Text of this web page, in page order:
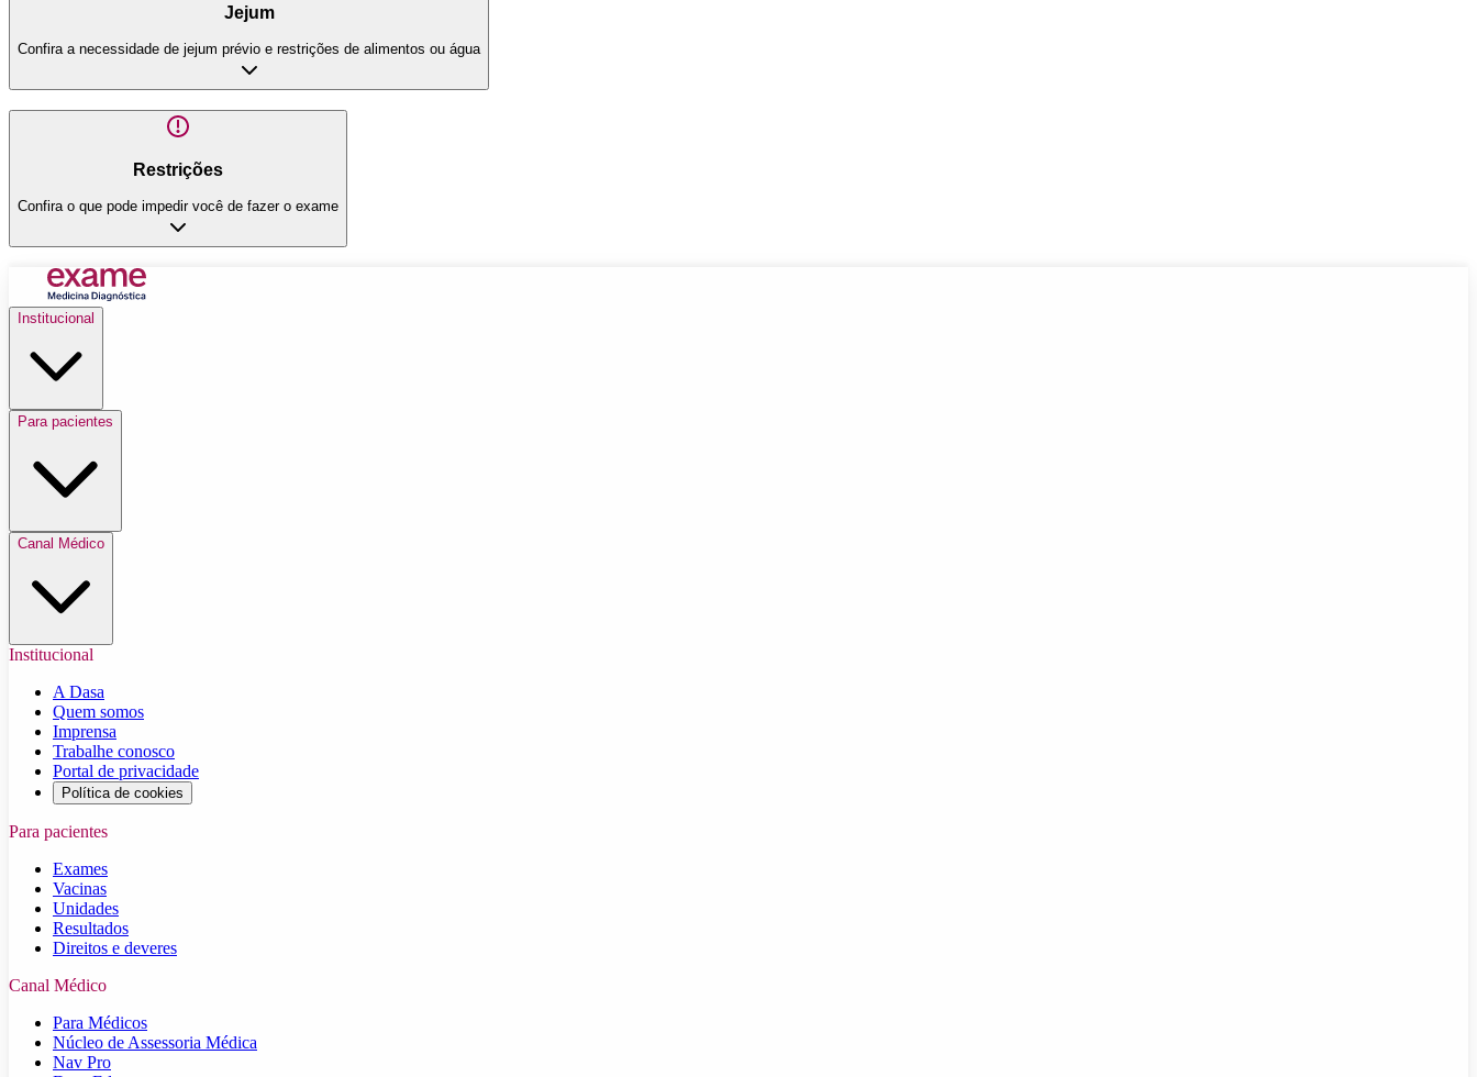
Jejum
Confira a necessidade de jejum prévio e restrições de alimentos ou água
Restrições
Confira o que pode impedir você de fazer o exame
Institucional
Para pacientes
Canal Médico
Institucional
A Dasa
Quem somos
Imprensa
Trabalhe conosco
Portal de privacidade
Política de cookies
Para pacientes
Exames
Vacinas
Unidades
Resultados
Direitos e deveres
Canal Médico
Para Médicos
Núcleo de Assessoria Médica
Nav Pro